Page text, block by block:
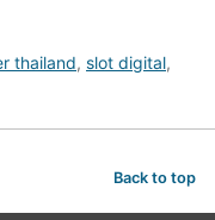
thailand, slot digital,
Back to top